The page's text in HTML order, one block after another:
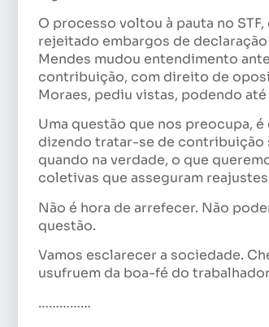
O processo voltou à pauta no
rejeitado embargos de
Mendes mudou entendimento
contribuição, com direito de
Moraes, pediu vistas, podendo
Uma questão que nos preocupa,
dizendo tratar-se de contribuição
quando na verdade, o que
coletivas que asseguram
Não é hora de arrefecer. Não
questão.
Vamos esclarecer a sociedade.
usufruem da boa-fé do
……………